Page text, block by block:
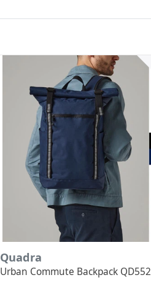
Quadra
Urban Commute Backpack QD552